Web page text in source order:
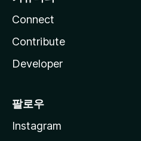
Connect
Contribute
Developer
팔로우
Instagram